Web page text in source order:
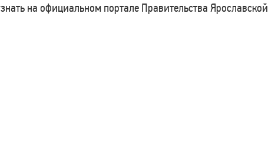
на официальном портале Правительства Ярославской